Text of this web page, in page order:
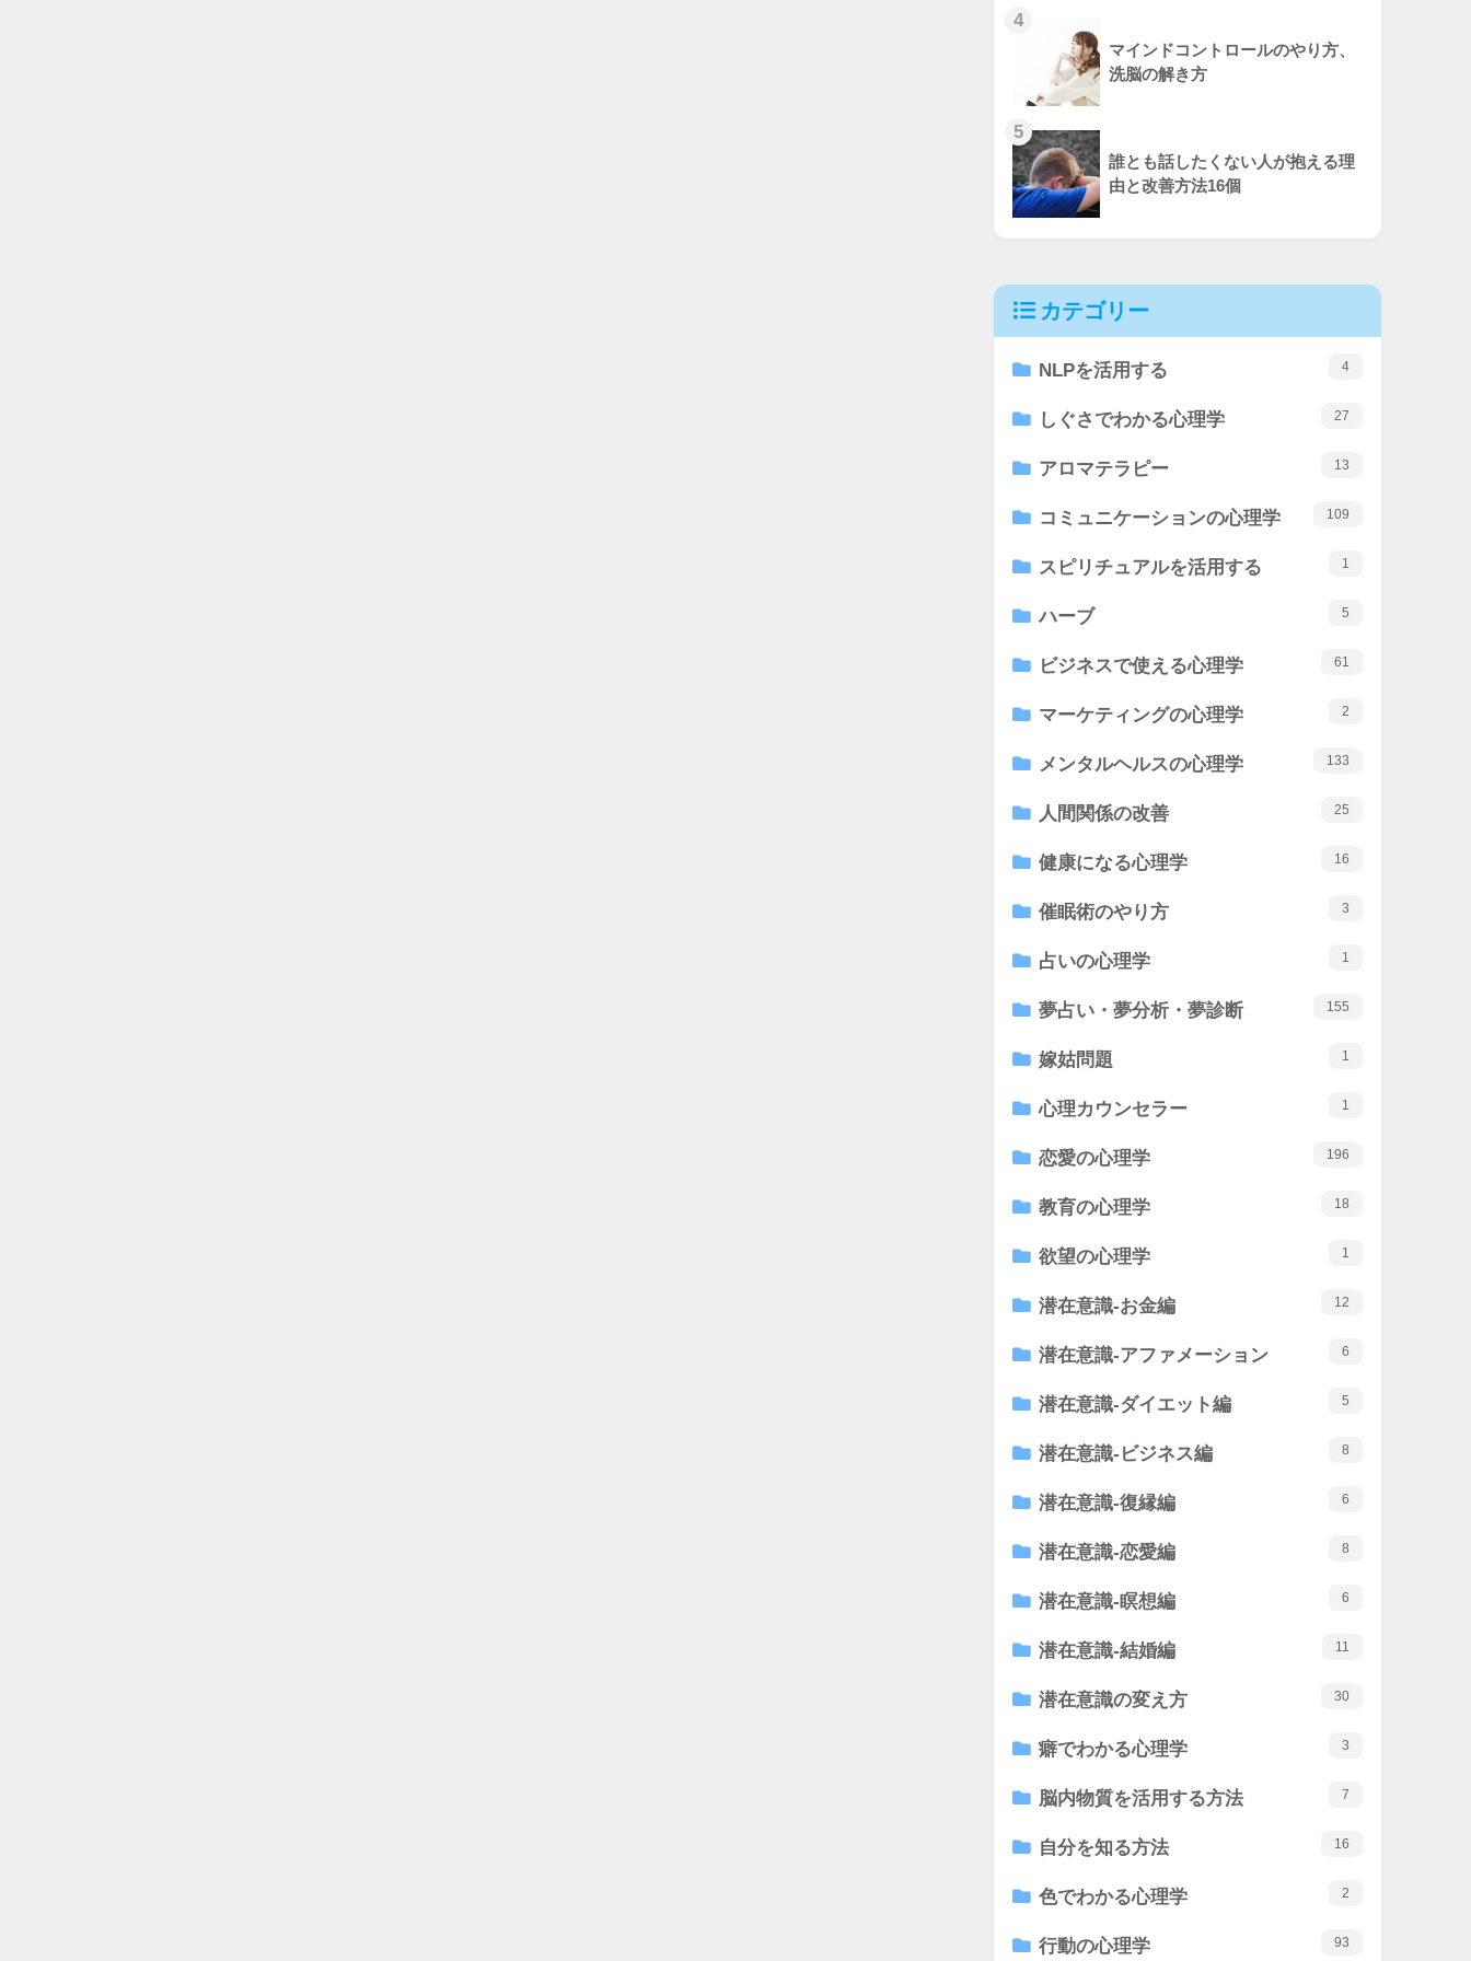
4
マインドコントロールのやり方、
洗脳の解き方
5
誰とも話したくない人が抱える理
由と改善方法16個
カテゴリー
NLPを活用する 4
しぐさでわかる心理学 27
アロマテラピー 13
コミュニケーションの心理学 109
スピリチュアルを活用する 1
ハーブ 5
ビジネスで使える心理学 61
マーケティングの心理学 2
メンタルヘルスの心理学 133
人間関係の改善 25
健康になる心理学 16
催眠術のやり方 3
占いの心理学 1
夢占い・夢分析・夢診断 155
嫁姑問題 1
心理カウンセラー 1
恋愛の心理学 196
教育の心理学 18
欲望の心理学 1
潜在意識-お金編 12
潜在意識-アファメーション 6
潜在意識-ダイエット編 5
潜在意識-ビジネス編 8
潜在意識-復縁編 6
潜在意識-恋愛編 8
潜在意識-瞑想編 6
潜在意識-結婚編 11
潜在意識の変え方 30
癖でわかる心理学 3
脳内物質を活用する方法 7
自分を知る方法 16
色でわかる心理学 2
行動の心理学 93